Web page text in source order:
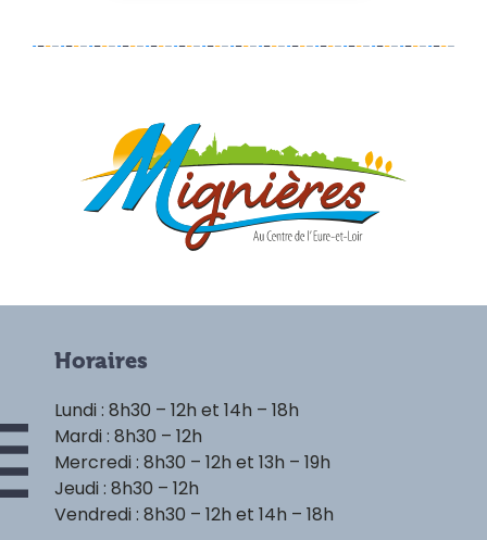
Horaires
Lundi : 8h30 – 12h et 14h – 18h
Mardi : 8h30 – 12h
Mercredi : 8h30 – 12h et 13h – 19h
Jeudi : 8h30 – 12h
Vendredi : 8h30 – 12h et 14h – 18h